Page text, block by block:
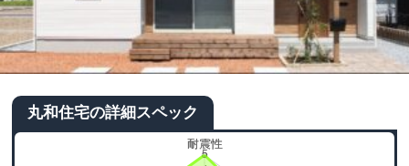
丸和住宅の詳細スペック